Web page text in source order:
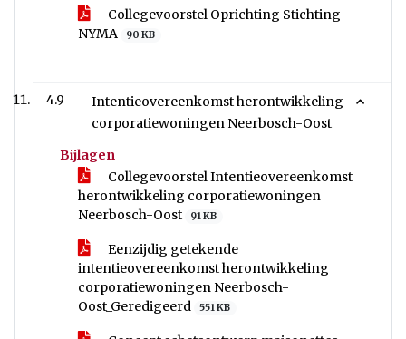
Collegevoorstel Oprichting Stichting
NYMA
90 KB
4.9
Intentieovereenkomst herontwikkeling
corporatiewoningen Neerbosch-Oost
Bijlagen
Collegevoorstel Intentieovereenkomst
herontwikkeling corporatiewoningen
Neerbosch-Oost
91 KB
Eenzijdig getekende
intentieovereenkomst herontwikkeling
corporatiewoningen Neerbosch-
Oost_Geredigeerd
551 KB